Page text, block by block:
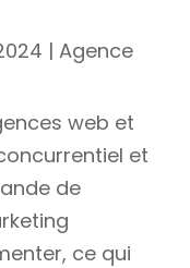
|Agence
web et
et
de
ce qui